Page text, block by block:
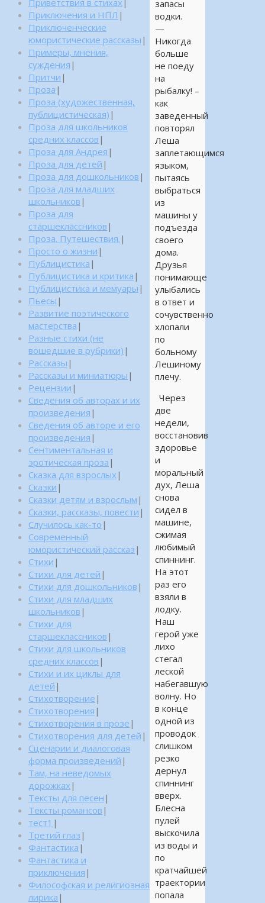
запасы
водки.
—
Никогда
больше
не поеду
на
рыбалку! –
как
заведенный
повторял
Леша
заплетающимся
языком,
пытаясь
выбраться
из
машины у
подъезда
своего
дома.
Друзья
понимающе
улыбались
в ответ и
сочувственно
хлопали
по
больному
Лешиному
плечу.
Через
две
недели,
восстановив
здоровье
и
моральный
дух, Леша
снова
сидел в
машине,
сжимая
любимый
спиннинг.
На этот
раз его
взяли в
лодку.
Наш
герой уже
лихо
стегал
леской
набегавшую
волну. Но
в конце
одной из
проводок
слишком
резко
дернул
спиннинг
вверх.
Блесна
пулей
выскочила
из воды и
по
кратчайшей
траектории
попала
Приветствия в стихах
Приключения и НПЛ |
Приключенческие
юмористические рассказы |
Примеры, мнения,
суждения |
Притчи |
Проза |
Проза (художественная,
публицистическая) |
Проза для школьников
средних классов |
Проза для Андрея |
Проза для детей |
Проза для дошкольников |
Проза для младших
школьников |
Проза для
старшеклассников |
Проза. Путешествия. |
Просто о жизни |
Публицистика |
Публицистика и критика |
Публицистика и мемуары |
Пьесы |
Развитие поэтического
мастерства |
Разные стихи (не
вошедшие в рубрики) |
Рассказы |
Рассказы и миниатюры |
Рецензии |
Сведения об авторах и их
произведения |
Сведения об авторе и его
произведения |
Сентиментальная и
эротическая проза |
Сказка для взрослых |
Сказки |
Сказки детям и взрослым |
Сказки, рассказы, повести |
Случилось как-то |
Современный
юмористический рассказ |
Стихи |
Стихи для детей |
Стихи для дошкольников |
Стихи для младших
школьников |
Стихи для
старшеклассников |
Стихи для школьников
средних классов |
Стихи и их циклы для
детей |
Стихотворение |
Стихотворения |
Стихотворения в прозе |
Стихотворения для детей |
Сценарии и диалоговая
форма произведений |
Там, на неведомых
дорожках |
Тексты для песен |
Тексты романсов |
тест1 |
Третий глаз |
Фантастика |
Фантастика и
приключения |
Философская и религиозная
лирика |